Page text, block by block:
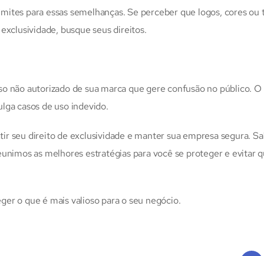
para essas semelhanças. Se perceber que logos, cores ou
busque seus direitos.
não autorizado de sua marca que gere confusão no público.
casos de uso indevido.
seu direito de exclusividade e manter sua empresa segura.
as melhores estratégias para você se proteger e evitar
o que é mais valioso para o seu negócio.